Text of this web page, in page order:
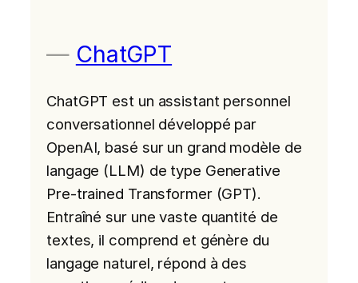
ChatGPT
ChatGPT est un assistant personnel
conversationnel développé par
OpenAI, basé sur un grand modèle de
langage (LLM) de type Generative
Pre-trained Transformer (GPT).
Entraîné sur une vaste quantité de
textes, il comprend et génère du
langage naturel, répond à des